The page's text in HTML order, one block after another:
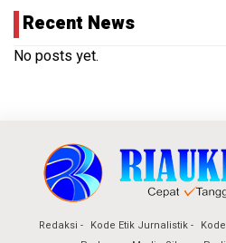
Recent News
No posts yet.
Redaksi Kode Etik Jurnalistik